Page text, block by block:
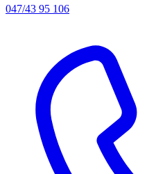
047/43 95 106